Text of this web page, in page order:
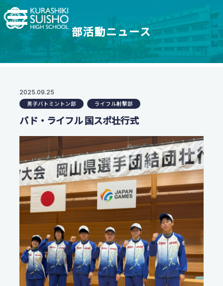
学科・コース
進学コース
創学コース 自己探求系
創学コース 福祉探求系
商業科
地域マーケティングコース
会計マネジメントコース
情報プログラミングコース
生活科学科
服飾コーディネートコース
食物クリエイトコース
保育デザインコース
看護科
看護科（⾼校課程）
学校情報
制服紹介
2.5次元先生図鑑
翠松高校の強み
茶道教育
地域との連携
翠松図鑑
進学実績
部活動一覧
部活動一覧
部活動ニュース
スイッチ！未来を開こう
受験生のみなさまへ
オープンスクール・入試情報
今後のスケジュール
資料請求
翠松ニュース
在校生・保護者のみなさま
部活動ニュース
お問い合わせ
各種証明書発行
部活動ニュース
2025.09.25
男子バトミントン部
ライフル射撃部
バド・ライフル 国スポ壮行式